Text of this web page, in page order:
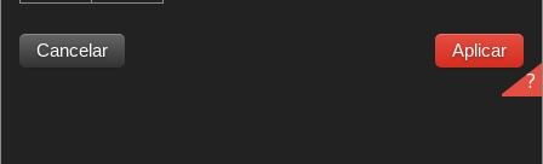
esgotado? Seja notificado quando Hampton Inn Statesboro
in Statesboro tenha disponibilidade para as datas que você
Cancelar Aplicar
?